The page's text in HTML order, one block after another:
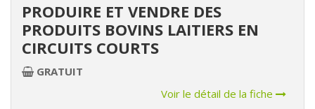
PRODUIRE ET VENDRE DES
PRODUITS BOVINS LAITIERS EN
CIRCUITS COURTS
GRATUIT
Voir le détail de la fiche